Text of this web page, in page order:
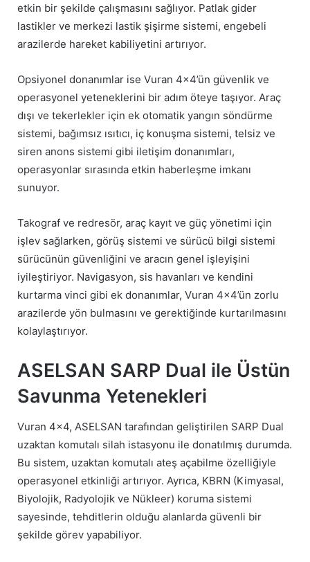
etkin bir şekilde çalışmasını sağlıyor. Patlak gider
lastikler ve merkezi lastik şişirme sistemi, engebeli
arazilerde hareket kabiliyetini artırıyor.
Opsiyonel donanımlar ise Vuran 4×4’ün güvenlik ve
operasyonel yeteneklerini bir adım öteye taşıyor. Araç
dışı ve tekerlekler için ek otomatik yangın söndürme
sistemi, bağımsız ısıtıcı, iç konuşma sistemi, telsiz ve
siren anons sistemi gibi iletişim donanımları,
operasyonlar sırasında etkin haberleşme imkanı
sunuyor.
Takograf ve redresör, araç kayıt ve güç yönetimi için
işlev sağlarken, görüş sistemi ve sürücü bilgi sistemi
sürücünün güvenliğini ve aracın genel işleyişini
iyileştiriyor. Navigasyon, sis havanları ve kendini
kurtarma vinci gibi ek donanımlar, Vuran 4×4’ün zorlu
arazilerde yön bulmasını ve gerektiğinde kurtarılmasını
kolaylaştırıyor.
ASELSAN SARP Dual ile Üstün
Savunma Yetenekleri
Vuran 4×4, ASELSAN tarafından geliştirilen SARP Dual
uzaktan komutalı silah istasyonu ile donatılmış durumda.
Bu sistem, uzaktan komutalı ateş açabilme özelliğiyle
operasyonel etkinliği artırıyor. Ayrıca, KBRN (Kimyasal,
Biyolojik, Radyolojik ve Nükleer) koruma sistemi
sayesinde, tehditlerin olduğu alanlarda güvenli bir
şekilde görev yapabiliyor.